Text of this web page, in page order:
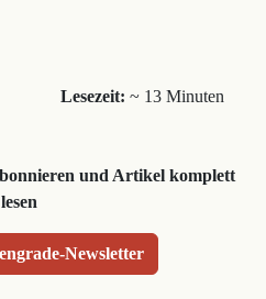
Lesezeit: ~ 13 Minuten
und Artikel komplett
lesen
Newsletter